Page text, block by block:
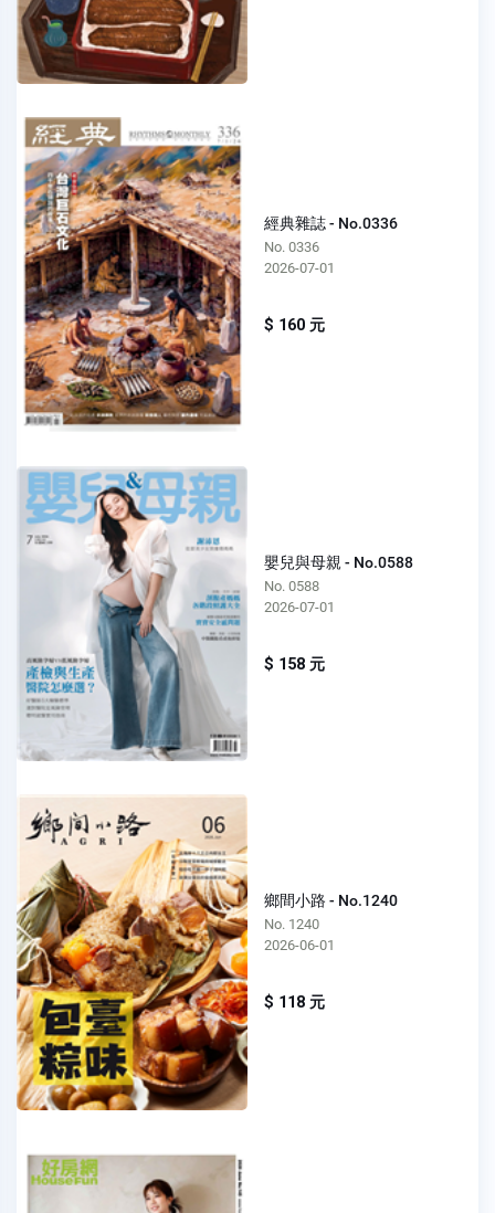
經典雜誌 - No.0336
No. 0336
2026-07-01
$ 160 元
嬰兒與母親 - No.0588
No. 0588
2026-07-01
$ 158 元
鄉間小路 - No.1240
No. 1240
2026-06-01
$ 118 元